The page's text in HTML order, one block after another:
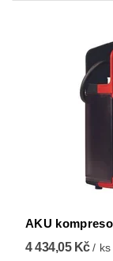
AKU
4 434,05 Kč/ ks